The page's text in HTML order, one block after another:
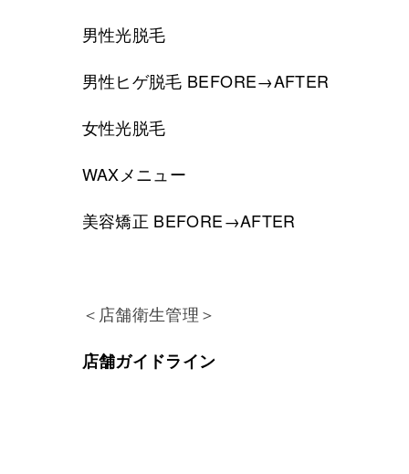
男性光脱毛
男性ヒゲ脱毛 BEFORE→AFTER
女性光脱毛
WAXメニュー
美容矯正 BEFORE→AFTER
＜店舗衛生管理＞
店舗ガイドライン